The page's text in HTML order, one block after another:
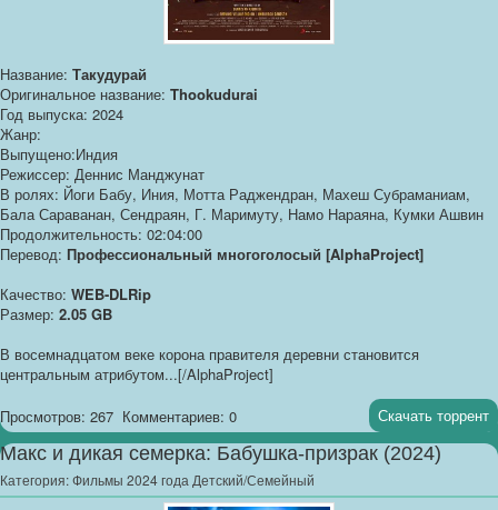
Название: Такудурай
Оригинальное название: Thookudurai
Год выпуска: 2024
Жанр:
Выпущено:Индия
Режиссер: Деннис Манджунат
В ролях: Йоги Бабу, Иния, Мотта Раджендран, Махеш Субраманиам,
Бала Сараванан, Сендраян, Г. Маримуту, Намо Нараяна, Кумки Ашвин
Продолжительность: 02:04:00
Перевод: Профессиональный многоголосый [AlphaProject]
Качество: WEB-DLRip
Размер: 2.05 GB
В восемнадцатом веке корона правителя деревни становится
центральным атрибутом...[/AlphaProject]
Просмотров: 267 Комментариев: 0 Скачать торрент
Макс и дикая семерка: Бабушка-призрак (2024)
Категория:Фильмы 2024 года Детский/Семейный